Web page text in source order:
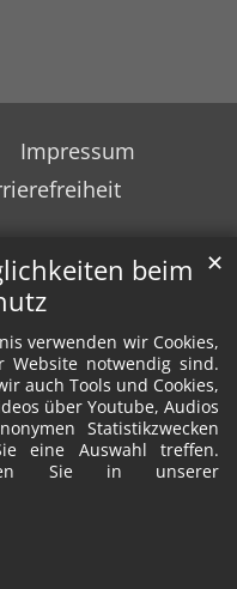
beim
verwenden wir Cookies,
notwendig sind.
auch Tools und Cookies,
über Youtube, Audios
Statistikzwecken
eine Auswahl treffen.
Sie in unserer
✕
Impressum